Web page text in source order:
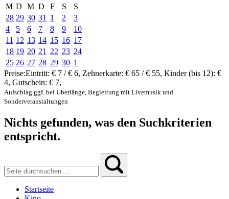
M D M D F S
S
28 29 30 31 1 2
3
4
5 6 7 8 9
10
11 12 13 14 15 16 17
18 19 20 21 22 23 24
25 26 27 28 29 30 1
Preise:Eintritt: € 7 / € 6, Zehnerkarte: € 65 / € 55, Kinder (bis 12): €
4, Gutschein: € 7,
Aufschlag ggf. bei Überlänge, Begleitung mit Livemusik und
Sonderveranstaltungen
Nichts gefunden, was den Suchkriterien
entspricht.
Startseite